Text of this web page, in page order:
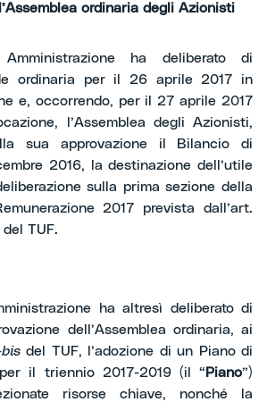
ordinaria degli Azionisti
ha deliberato di
ordinaria per il 26 aprile 2017 in
e, occorrendo, per il 27 aprile 2017
l’Assemblea degli Azionisti,
sua approvazione il Bilancio di
2016, la destinazione dell’utile
sulla prima sezione della
2017 prevista dall’art.
TUF.
ha altresì deliberato di
dell’Assemblea ordinaria, ai
bisdel TUF, l’adozione di un Piano di
il triennio 2017-2019 (il “ Piano”)
risorse chiave, nonché la